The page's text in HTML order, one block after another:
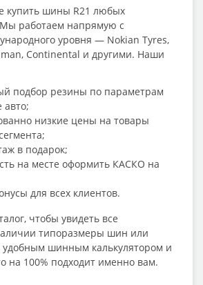
купить шины R21 любых
работаем напрямую с
уровня — Nokian Tyres,
Continental и другими. Наши
подбор резины по параметрам
авто;
низкие цены на товары
в подарок;
на месте оформить КАСКО на
для всех клиентов.
чтобы увидеть все
типоразмеры шин или
удобным шинным калькулятором и
на 100% подходит именно вам.